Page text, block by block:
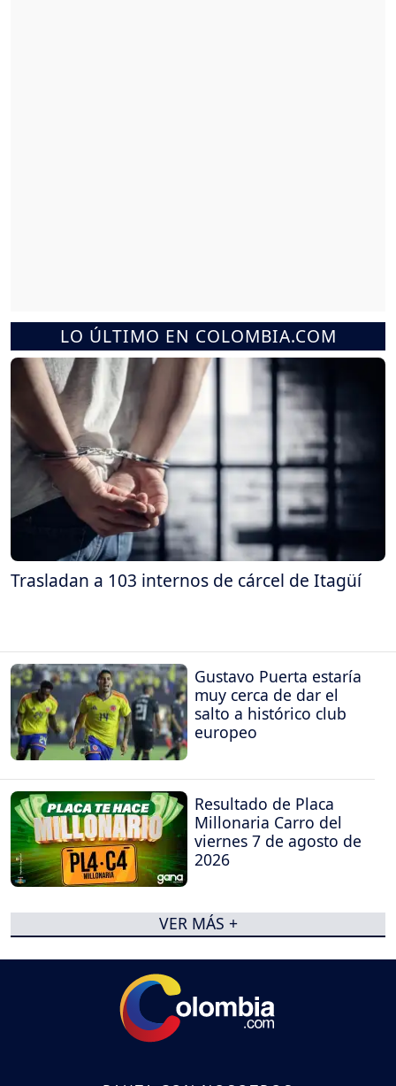
LO ÚLTIMO EN COLOMBIA.COM
Trasladan a 103 internos de cárcel de Itagüí
Gustavo Puerta estaría
muy cerca de dar el
salto a histórico club
europeo
Resultado de Placa
Millonaria Carro del
viernes 7 de agosto de
2026
VER MÁS +